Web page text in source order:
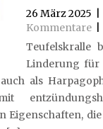
26 März 2025
Kommentare
Teufelskralle
Linderung für
als
Eigenschaften,